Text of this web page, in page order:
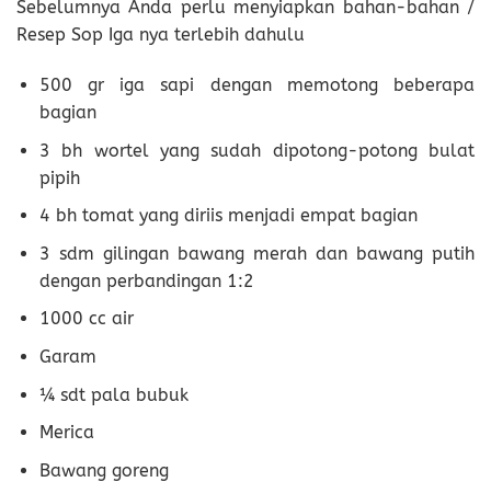
Sebelumnya Anda perlu menyiapkan bahan-bahan /
Resep Sop Iga nya terlebih dahulu
500 gr iga sapi dengan memotong beberapa
bagian
3 bh wortel yang sudah dipotong-potong bulat
pipih
4 bh tomat yang diriis menjadi empat bagian
3 sdm gilingan bawang merah dan bawang putih
dengan perbandingan 1:2
1000 cc air
Garam
¼ sdt pala bubuk
Merica
Bawang goreng